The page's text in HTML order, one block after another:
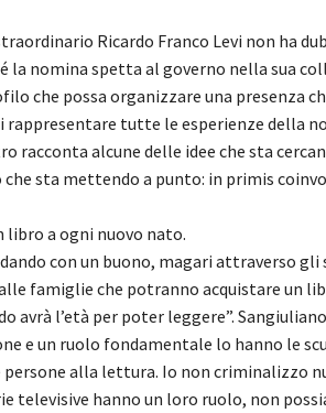
Ricardo Franco Levi non ha
la nomina spetta al governo nella sua
che possa organizzare una presenza
rappresentare tutte le esperienze della
racconta alcune delle idee che sta
sta mettendo a punto: in primis
libro a ogni nuovo nato.
con un buono, magari attraverso
famiglie che potranno acquistare un
avrà l’età per poter leggere”.
e un ruolo fondamentale lo hanno le
alla lettura. Io non criminalizzo
televisive hanno un loro ruolo, non